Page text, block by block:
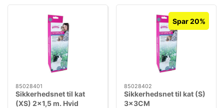
85028401
Sikkerhedsnet til kat
(XS) 2x1,5 m. Hvid
Spar 20%
85028402
Sikkerhedsnet til kat (S)
3x3CM